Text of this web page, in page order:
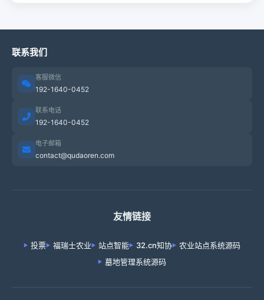
联系我们
客服微信
192-1640-0452
联系电话
192-1640-0452
电子邮箱
contact@qudaoren.com
友情链接
投票 福瑞士农业 站点智能 32.cn知协
农业站点系统源码
墓地管理系统源码